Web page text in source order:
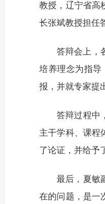
教授，辽宁省高
长张斌教授担任
答辩会上，
培养理念为指导
报，并就专家提
答辩过程中
主干学科、课程
了论证，并给予
最后，夏敏
在的问题，是一